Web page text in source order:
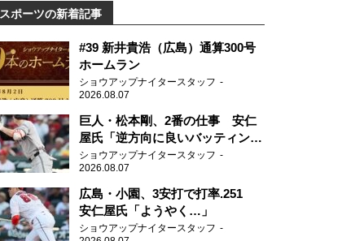
スポーツの新着記事
#39 新井貴浩（広島）通算300号
ホームラン
ショウアップナイタースタッフ
2026.08.07
巨人・松本剛、2番の仕事 安仁
屋氏「逆方向に良いバッティン
グ」
ショウアップナイタースタッフ
2026.08.07
広島・小園、3安打で打率.251
安仁屋氏「ようやく…」
ショウアップナイタースタッフ